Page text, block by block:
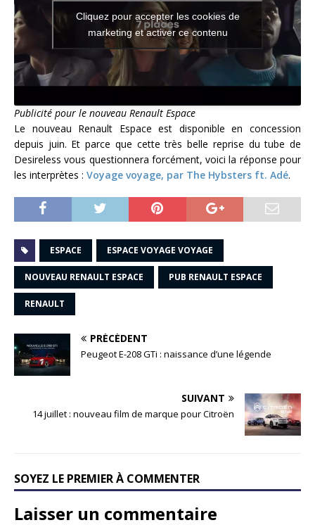
Cliquez pour accepter les cookies de
marketing et activer ce contenu
Publicité pour le nouveau Renault Espace
Le nouveau Renault Espace est disponible en concession
depuis juin. Et parce que cette très belle reprise du tube de
Desireless vous questionnera forcément, voici la réponse pour
les interprètes : Voyage voyage, par The Hybsters ft. Adé.
ESPACE ESPACE VOYAGE VOYAGE
NOUVEAU RENAULT ESPACE PUB RENAULT ESPACE
RENAULT
PRÉCÉDENT
Peugeot E-208 GTi : naissance d’une légende
SUIVANT
14 juillet : nouveau film de marque pour Citroën
SOYEZ LE PREMIER À COMMENTER
Laisser un commentaire